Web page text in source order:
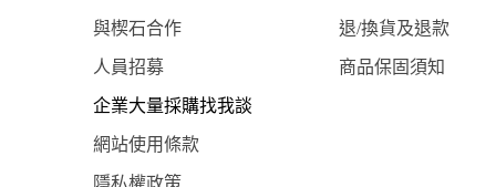
與楔石合作 退/換貨及退款
人員招募 商品保固須知
企業大量採購找我談
網站使用條款
隱私權政策